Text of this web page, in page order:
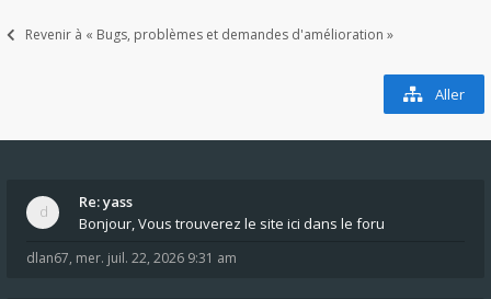
Revenir à « Bugs, problèmes et demandes d'amélioration »
Aller
Re: yass
Bonjour, Vous trouverez le site ici dans le foru
dlan67, mer. juil. 22, 2026 9:31 am